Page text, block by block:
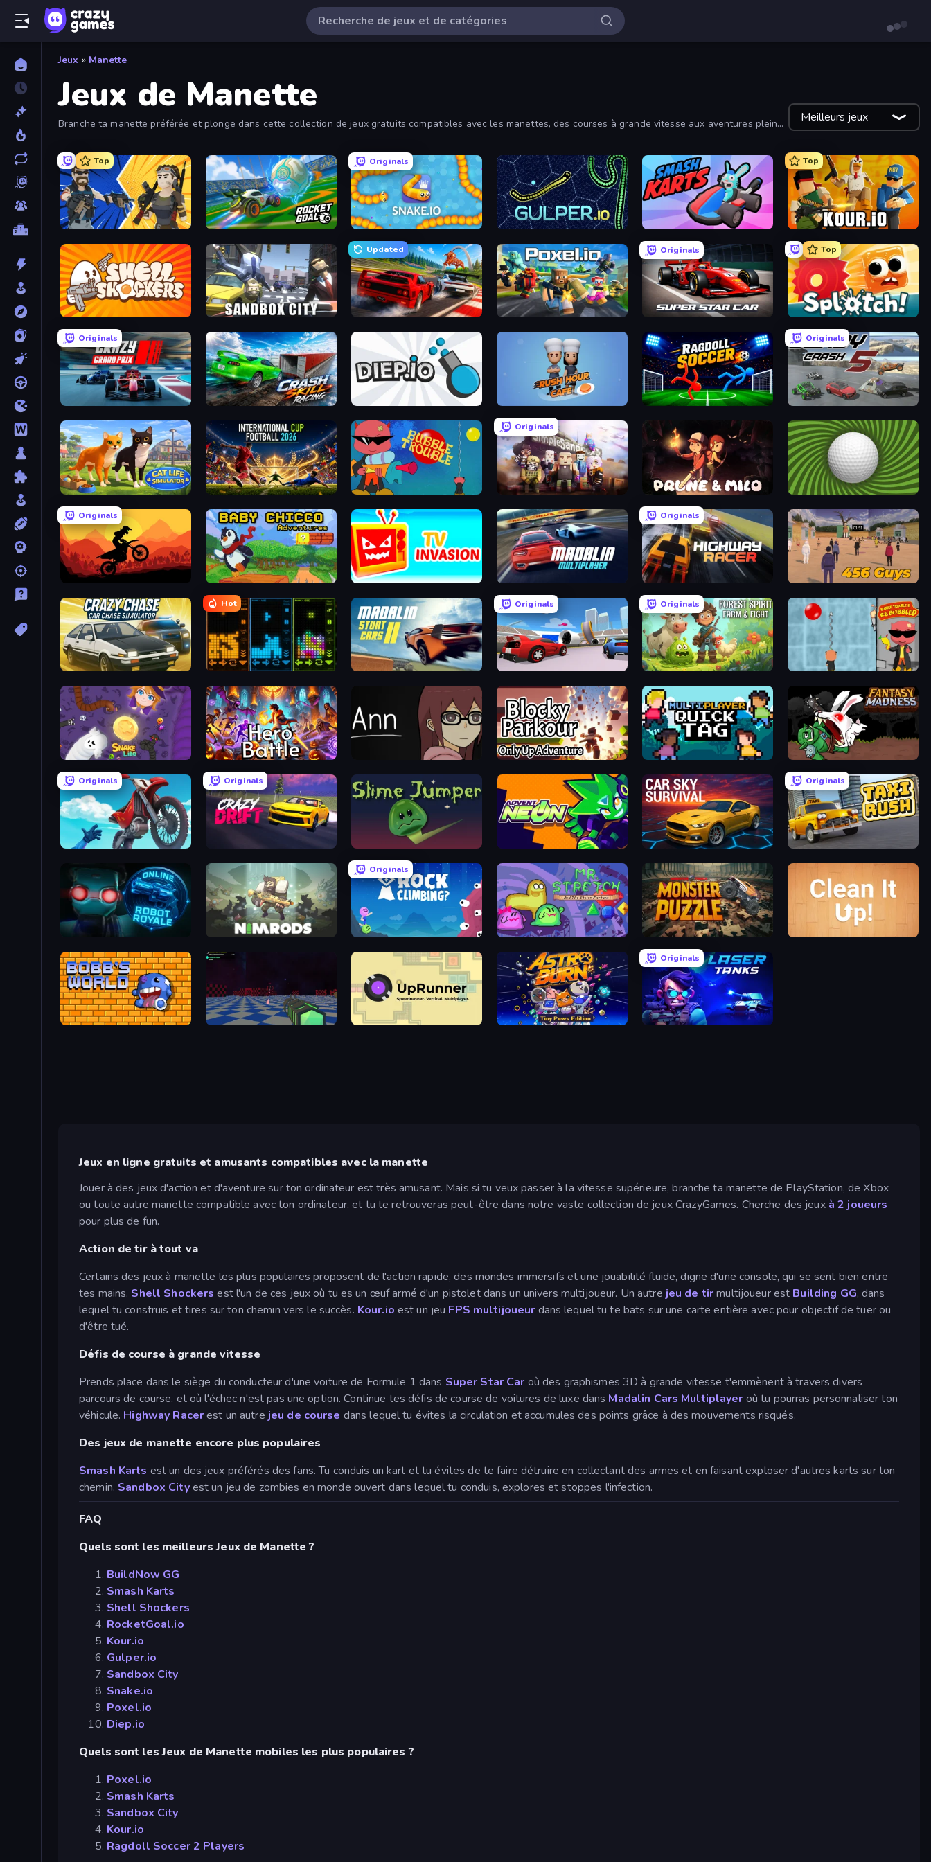
Jeux » Manette
Jeux de Manette
Branche ta manette préférée et plonge dans cette collection de jeux gratuits compatibles avec les manettes, des courses à grande vitesse aux aventures pleines
Meilleurs jeux
Top
BuildNow GG RocketGoal.io
Originals
Snake.io Gulper.io Smash Karts
Top
Kour.io
Shell Shockers Sandbox City
Updated
Racing: Online! Poxel.io
Originals
Super Star Car
Top
Splotch!
Originals
Crazy Grand Prix Crash Skill Racing Diep.io Rush Hour Cafe Ragdoll Soccer 2 Players
Originals
Derby Crash 5
Cat Life Simulator 3D International Cup Football 2026 Bubble Trouble
Originals
Simple Sandbox 3 Prune & Milo The Speedy Golf
Originals
Sunset Bike Racing Baby Chicco Adventures TV Invasion Madalin Cars Multiplayer
Originals
Highway Racer 456 Guys
Crazy Chase - Car Chase Simulator
Hot
ColorTris Madalin Stunt Cars 2
Originals
DashCraft.io
Originals
Forest Spirit: Farm & Fight Bubble Trouble 2: Rebubbled
Snake Lite Hero Battle - Fantasy Arena Blocky Parkour: Only Up Adventure Multiplayer Quick Tag Fantasy Madness
Originals
Airborne Motocross
Originals
Advent NEON Car Sky Survival
Originals
Taxi Rush
Online Robot Royale
Originals
Rock Climbing? Mr. Stretch and the Stolen Fortune Monster Puzzle
Bobb's World Crazy Bots UpRunner Astro Burn: Tiny Paws Edition
Originals
Laser Tanks
Jeux en ligne gratuits et amusants compatibles avec la manette
Jouer à des jeux d'action et d'aventure sur ton ordinateur est très amusant. Mais si tu veux passer à la vitesse supérieure, branche ta manette de PlayStation, de Xbox
ou toute autre manette compatible avec ton ordinateur, et tu te retrouveras peut-être dans notre vaste collection de jeux CrazyGames. Cherche des jeux à 2 joueurs
pour plus de fun.
Action de tir à tout va
Certains des jeux à manette les plus populaires proposent de l'action rapide, des mondes immersifs et une jouabilité fluide, digne d'une console, qui se sent bien entre
tes mains. Shell Shockers est l'un de ces jeux où tu es un œuf armé d'un pistolet dans un univers multijoueur. Un autre jeu de tirmultijoueur est Building GG, dans
lequel tu construis et tires sur ton chemin vers le succès. Kour.io est un jeu FPS multijoueur dans lequel tu te bats sur une carte entière avec pour objectif de tuer ou
d'être tué.
Défis de course à grande vitesse
Prends place dans le siège du conducteur d'une voiture de Formule 1 dans Super Star Car où des graphismes 3D à grande vitesse t'emmènent à travers divers
parcours de course, et où l'échec n'est pas une option. Continue tes défis de course de voitures de luxe dans Madalin Cars Multiplayer où tu pourras personnaliser ton
véhicule. Highway Racerest un autre jeu de course dans lequel tu évites la circulation et accumules des points grâce à des mouvements risqués.
Des jeux de manette encore plus populaires
Smash Karts est un des jeux préférés des fans. Tu conduis un kart et tu évites de te faire détruire en collectant des armes et en faisant exploser d'autres karts sur ton
chemin. Sandbox Cityest un jeu de zombies en monde ouvert dans lequel tu conduis, explores et stoppes l'infection.
FAQ
Quels sont les meilleurs Jeux de Manette ?
BuildNow GG
Smash Karts
Shell Shockers
RocketGoal.io
Kour.io
Gulper.io
Sandbox City
Snake.io
Poxel.io
Diep.io
Quels sont les Jeux de Manette mobiles les plus populaires ?
Poxel.io
Smash Karts
Sandbox City
Kour.io
Ragdoll Soccer 2 Players